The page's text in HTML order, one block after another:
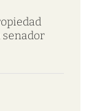
senador